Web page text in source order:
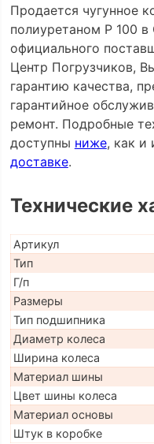
Продается чугунное
полиуретаном P 100
официального
Центр Погрузчиков,
гарантию качества,
гарантийное
ремонт. Подробные
доступны ниже, как и
доставке.
Технические
Артикул
Тип
Г/п
Размеры
Тип подшипника
Диаметр колеса
Ширина колеса
Материал шины
Цвет шины колеса
Материал основы
Штук в коробке